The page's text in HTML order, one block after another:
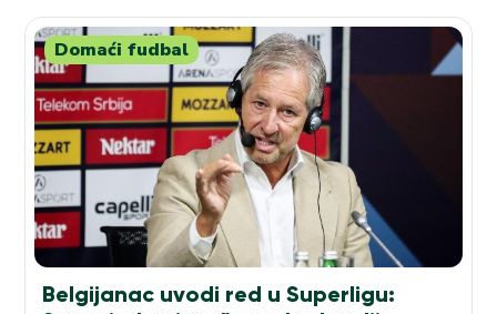
Domaći fudbal
Belgijanac uvodi red u Superligu: